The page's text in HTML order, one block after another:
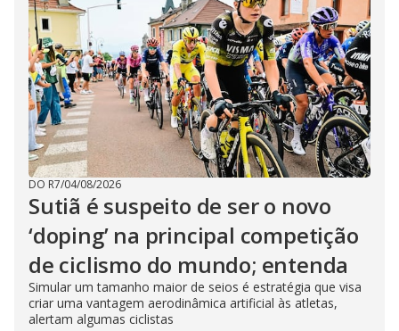
DO R7/04/08/2026
Sutiã é suspeito de ser o novo
‘doping’ na principal competição
de ciclismo do mundo; entenda
Simular um tamanho maior de seios é estratégia que visa
criar uma vantagem aerodinâmica artificial às atletas,
alertam algumas ciclistas